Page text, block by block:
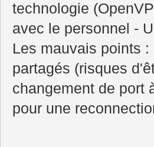
technologie
avec le personnel -
Les mauvais points
partagés (risques
changement de port
pour une